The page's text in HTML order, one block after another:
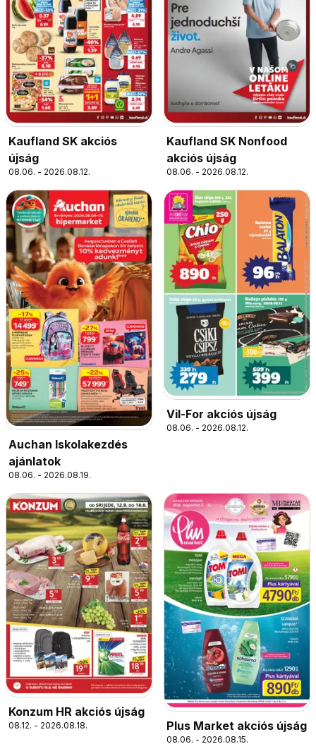
Kaufland SK akciós
újság
08.06. - 2026.08.12.
Kaufland SK Nonfood
akciós újság
08.06. - 2026.08.12.
Auchan Iskolakezdés
ajánlatok
08.06. - 2026.08.19.
Vil-For akciós újság
08.06. - 2026.08.12.
Konzum HR akciós újság
08.12. - 2026.08.18. Plus Market akciós újság
08.06. - 2026.08.15.